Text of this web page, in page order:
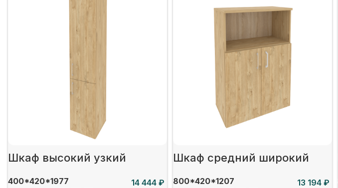
Шкаф высокий узкий
400*420*1977
₽
Шкаф средний широкий
800*420*1207
₽